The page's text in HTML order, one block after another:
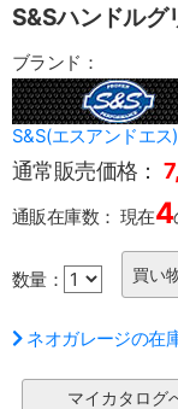
S&Sハンドルグ
ブランド：
S&S(エスアンドエス)
通常販売価格：
通販在庫数： 現在4
数量：
ネオガレージの在